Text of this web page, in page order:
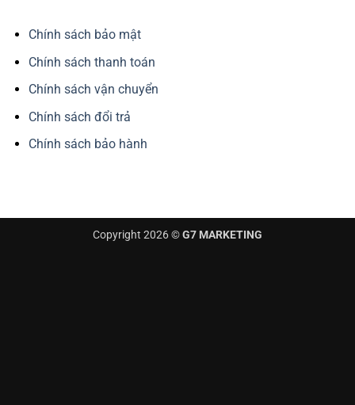
Chính sách bảo mật
Chính sách thanh toán
Chính sách vận chuyển
Chính sách đổi trả
Chính sách bảo hành
Copyright 2026 ©G7 MARKETING